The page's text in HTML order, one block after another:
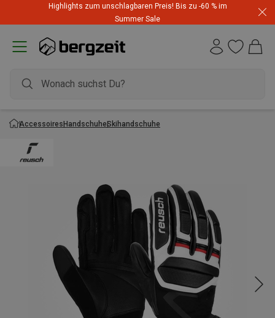
Highlights zum unschlagbaren Preis! Bis zu -60 % im
Summer Sale
AccessoiresHandschuheSkihandschuhe